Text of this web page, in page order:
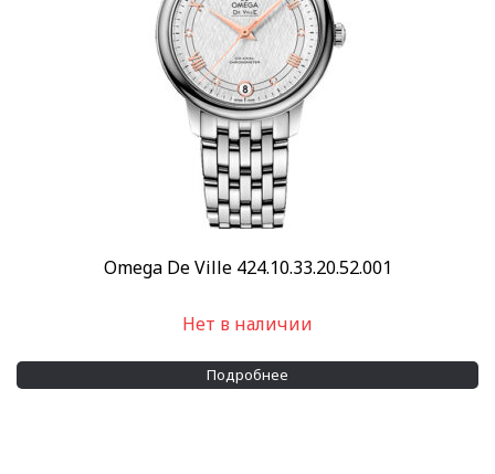
Omega De Ville 424.10.33.20.52.001
Нет в наличии
Подробнее